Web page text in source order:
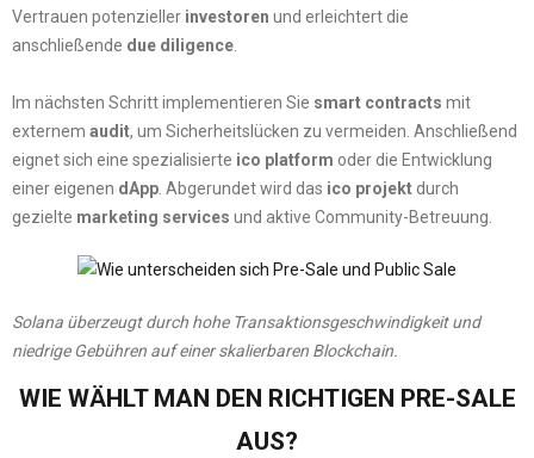
Vertrauen potenzieller investoren und erleichtert die
anschließende due diligence
Im nächsten Schritt implementieren Sie smart contracts mit
externem audit, um Sicherheitslücken zu vermeiden. Anschließend
eignet sich eine spezialisierte ico platform oder die Entwicklung
einer eigenen dApp . Abgerundet wird das ico projekt durch
gezielte marketing services und aktive Community-Betreuung.
Solana überzeugt durch hohe Transaktionsgeschwindigkeit und
niedrige Gebühren auf einer skalierbaren Blockchain.
WIE WÄHLT MAN DEN RICHTIGEN PRE-SALE
AUS?